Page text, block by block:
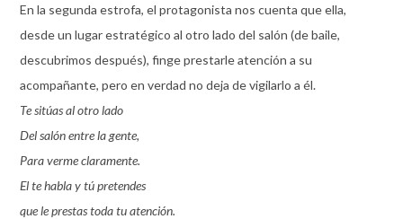
En la segunda estrofa, el protagonista nos cuenta que ella,
desde un lugar estratégico al otro lado del salón (de baile,
descubrimos después), finge prestarle atención a su
acompañante, pero en verdad no deja de vigilarlo a él.
Te sitúas al otro lado
Del salón entre la gente,
Para verme claramente.
El te habla y tú pretendes
que le prestas toda tu atención.